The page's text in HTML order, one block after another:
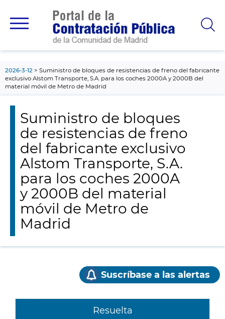
principal
2026-3-12
Suministro de bloques de resistencias de freno del fabricante
exclusivo Alstom Transporte, S.A. para los coches 2000A y 2000B del
material móvil de Metro de Madrid
Suministro de bloques
de resistencias de freno
del fabricante exclusivo
Alstom Transporte, S.A.
para los coches 2000A
y 2000B del material
móvil de Metro de
Madrid
Suscríbase a las alertas
Resuelta